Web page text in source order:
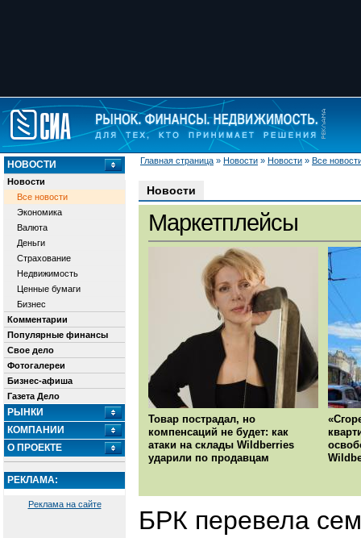
Главная страница » Новости » Новости » Все
НОВОСТИ
Новости
Все новости
Экономика
Валюта
Деньги
Страхование
Недвижимость
Ценные бумаги
Бизнес
Комментарии
Популярные финансы
Свое дело
Фотогалереи
Бизнес-афиша
Газета Дело
РЫНКИ
КОМПАНИИ
О ПРОЕКТЕ
РЕКЛАМА:
Реклама на сайте
Новости
Маркетплейсы
Товар пострадал, но
компенсаций не будет: как
атаки на склады Wildberries
ударили по продавцам
БРК перевела